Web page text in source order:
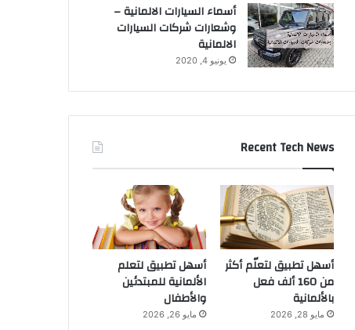
أسماء السيارات الالمانية –
وشعارات شركات السيارات
الالمانية
يونيو 4, 2020
Recent Tech News
أسهل تطبيق لتعلّم أكثر
من 160 ألف فعل
بالألمانية
مايو 28, 2026
أسهل تطبيق لتعلم
الألمانية للمبتدئين
والأطفال
مايو 26, 2026